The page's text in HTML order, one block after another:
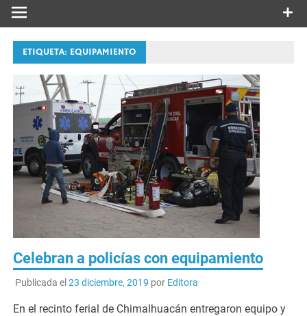
ETIQUETA: EQUIPAMIENTO
Celebran a policías con equipamiento
Publicada el 23 diciembre, 2019 por Editora
En el recinto ferial de Chimalhuacán entregaron equipo y